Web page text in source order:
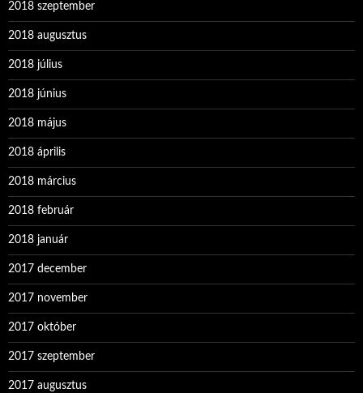
2018 szeptember
2018 augusztus
2018 július
2018 június
2018 május
2018 április
2018 március
2018 február
2018 január
2017 december
2017 november
2017 október
2017 szeptember
2017 augusztus